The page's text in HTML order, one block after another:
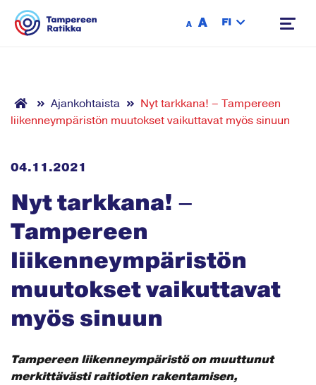
A A FI
Ajankohtaista
Nyt tarkkana! – Tampereen
liikenneympäristön muutokset vaikuttavat myös sinuun
04.11.2021
Nyt tarkkana! –
Tampereen
liikenneympäristön
muutokset vaikuttavat
myös sinuun
Tampereen liikenneympäristö on muuttunut
merkittävästi raitiotien rakentamisen,